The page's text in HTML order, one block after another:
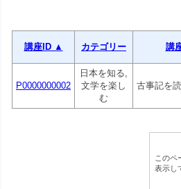
講座ID ▲ カテゴリー 講
P0000000002
日本を知る,
文学を楽し
む
古事記を
このペ
表示し